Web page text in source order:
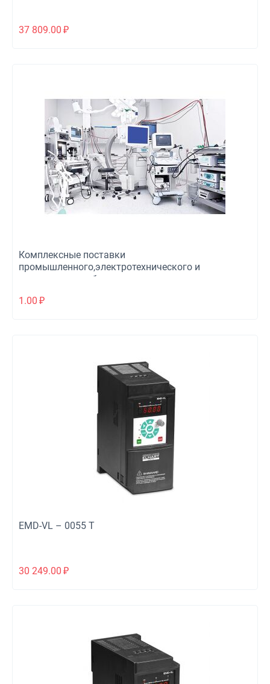
37 809.00 ₽
Комплексные поставки
промышленного,электротехнического и
медицинского оборудования
1.00 ₽
EMD-VL – 0055 T
30 249.00 ₽